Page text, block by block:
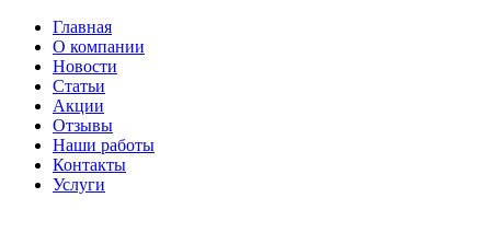
Главная
О компании
Новости
Статьи
Акции
Отзывы
Наши работы
Контакты
Услуги